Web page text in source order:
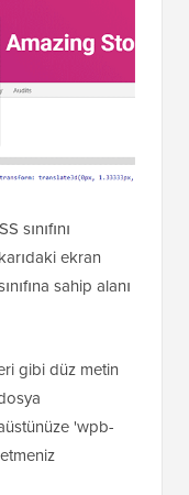
sınıfını
ekran
sahip alanı
gibi düz metin
'wpb-